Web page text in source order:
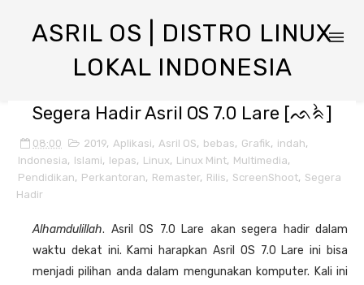
ASRIL OS | DISTRO LINUX
LOKAL INDONESIA
Segera Hadir Asril OS 7.0 Lare [ᨒᨑᨛ]
08:00 2019, Aplikasi, Asril OS, bebas, Grafik, indah,
Indonesia, Islami, lepas, Linux, Linux Mint, Multimedia,
Pendidikan, Perkantoran, Remaster, Rilis, ScreenShoot, Segera
Hadir
Alhamdulillah. Asril OS 7.0 Lare akan segera hadir dalam
waktu dekat ini. Kami harapkan Asril OS 7.0 Lare ini bisa
menjadi pilihan anda dalam mengunakan komputer. Kali ini